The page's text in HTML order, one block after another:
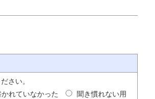
さい。
れていなかった
聞き慣れない用